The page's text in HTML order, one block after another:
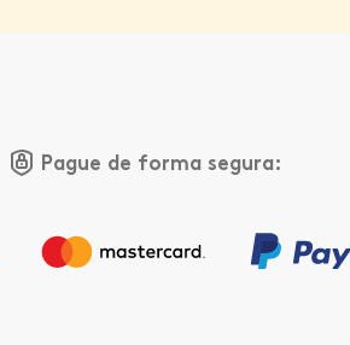
Pague de forma segura: